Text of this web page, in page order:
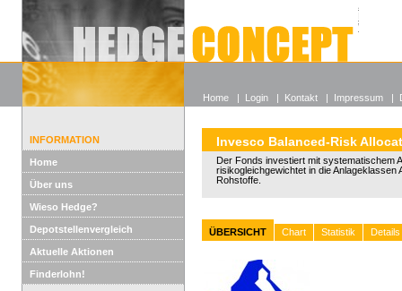
Alle
Wieso
INFORMATION
Home
Über uns
Wieso Hedge?
Depotstellenvergleich
Aktuelle Aktionen
Finderlohn!
Invesco Balanced-Risk
Der Fonds investiert mit systematischem
risikogleichgewichtet in die Anlageklassen
Rohstoffe.
ÜBERSICHT Chart Statistik Details
Home | Login | Kontakt | Impressum |